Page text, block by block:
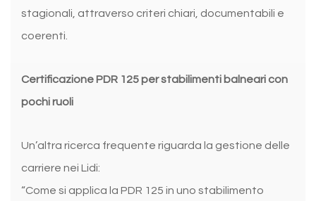
stagionali, attraverso criteri chiari, documentabili e
coerenti.
Certificazione PDR 125 per stabilimenti balneari con
pochi ruoli
Un’altra ricerca frequente riguarda la gestione delle
carriere nei Lidi:
“Come si applica la PDR 125 in uno stabilimento